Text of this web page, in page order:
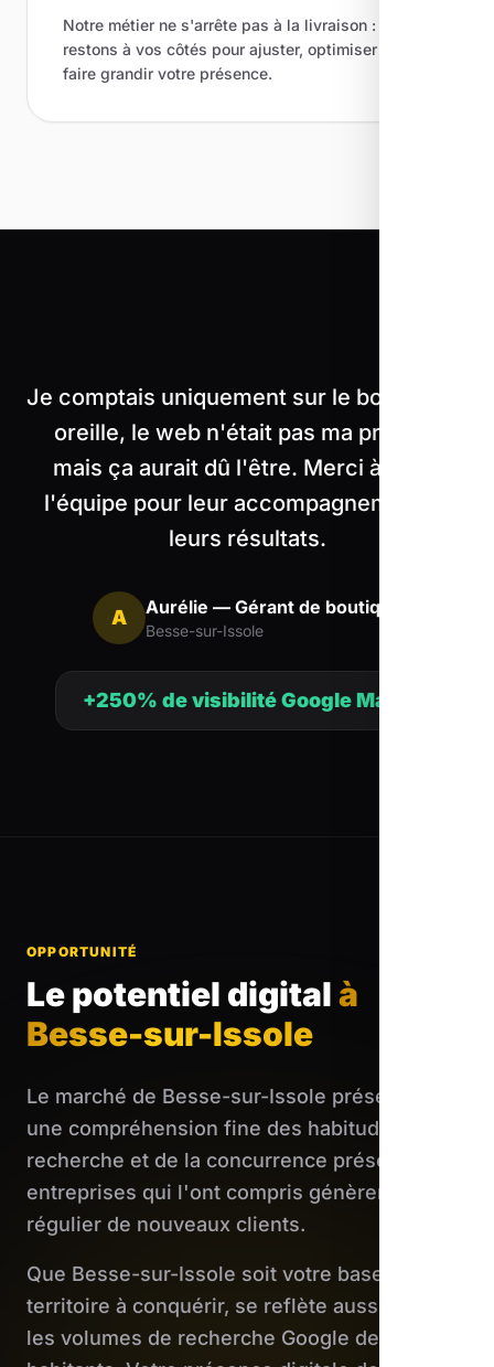
Notre métier ne s'arrête pas à la livraison : nous
restons à vos côtés pour ajuster, optimiser et
faire grandir votre présence.
Je comptais uniquement sur le bouche-à-
oreille, le web n'était pas ma priorité,
mais ça aurait dû l'être. Merci à toute
l'équipe pour leur accompagnement et
leurs résultats.
A Aurélie — Gérant de boutique
Besse-sur-Issole
+250% de visibilité Google Maps
OPPORTUNITÉ
Le potentiel digitalà
Besse-sur-Issole
Le marché de Besse-sur-Issole présente sur
une compréhension fine des habitudes de
recherche et de la concurrence présente. Les
entreprises qui l'ont compris génèrent un flux
régulier de nouveaux clients.
Que Besse-sur-Issole soit votre base ou un
territoire à conquérir, se reflète aussi dans
les volumes de recherche Google de ses